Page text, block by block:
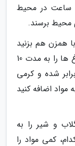
ساعت در محیط
محیط برسند.
همزن هم بزنید
و شکر را کم کم اضافه کنید. تخم مرغ ها را به مدت 10
شده و کرمی
اضافه کنید
و شیر را به
کمی مواد را